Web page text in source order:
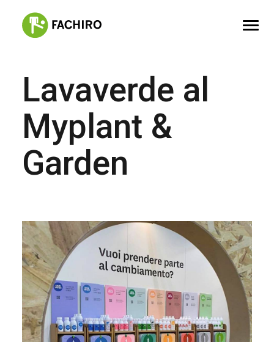
FACHIRO
PORTFOLIO
CONTATTI
Lavaverde al
Myplant &
Garden